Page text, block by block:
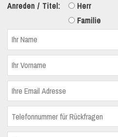
Anreden / Titel: Herr
Familie